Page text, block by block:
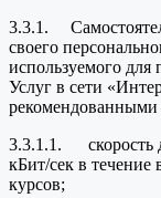
3.3.1.
своего
используемого
Услуг в сети
рекомендованными
3.3.1.1. скорость
кБит/сек в течение
курсов;